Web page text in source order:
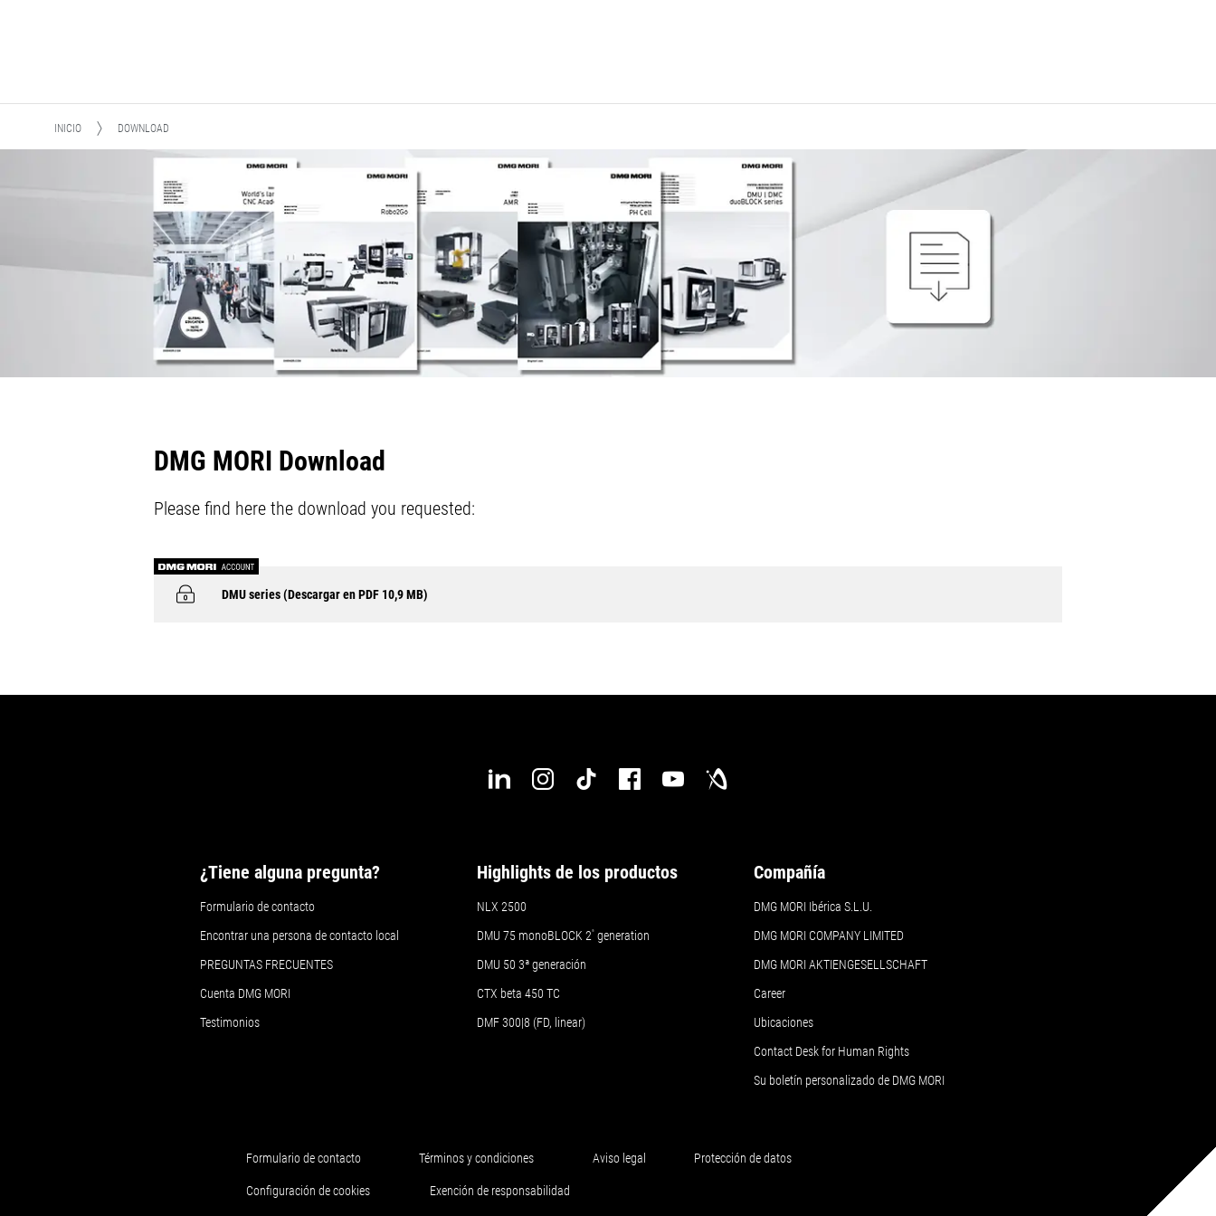
INICIO DOWNLOAD
DMG MORI Download
Please find here the download you requested:
DMU series (Descargar en PDF 10,9 MB)
¿Tiene alguna pregunta?
Formulario de contacto
Encontrar una persona de contacto local
PREGUNTAS FRECUENTES
Cuenta DMG MORI
Testimonios
Highlights de los productos
NLX 2500
DMU 75 monoBLOCK 2ª generation
DMU 50 3ª generación
CTX beta 450 TC
DMF 300|8 (FD, linear)
Compañía
DMG MORI Ibérica S.L.U.
DMG MORI COMPANY LIMITED
DMG MORI AKTIENGESELLSCHAFT
Career
Ubicaciones
Contact Desk for Human Rights
Su boletín personalizado de DMG MORI
Formulario de contacto Términos y condiciones Aviso legal Protección de datos
Configuración de cookies Exención de responsabilidad